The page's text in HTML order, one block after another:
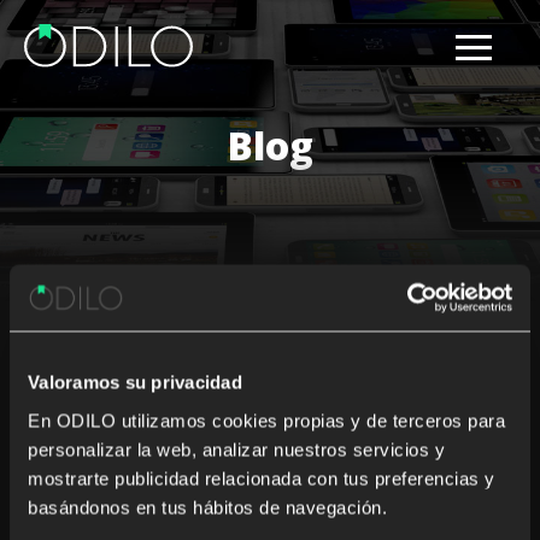
Valoramos su privacidad
En ODILO utilizamos cookies propias y de terceros para
personalizar la web, analizar nuestros servicios y
mostrarte publicidad relacionada con tus preferencias y
basándonos en tus hábitos de navegación.
Blog
Nothing Found
It seems we can’t find what you’re looking for. Perhaps
searching can help.